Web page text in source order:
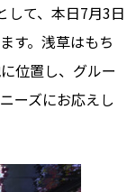
して、本日7月3日
す。浅草はもち
位置し、グルー
ーズにお応えし